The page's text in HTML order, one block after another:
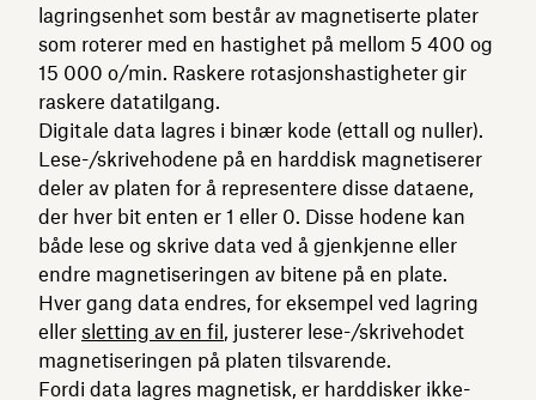
lagringsenhet som består av magnetiserte plater
som roterer med en hastighet på mellom 5 400 og
15 000 o/min. Raskere rotasjonshastigheter gir
raskere datatilgang.
Digitale data lagres i binær kode (ettall og nuller).
Lese-/skrivehodene på en harddisk magnetiserer
deler av platen for å representere disse dataene,
der hver bit enten er 1 eller 0. Disse hodene kan
både lese og skrive data ved å gjenkjenne eller
endre magnetiseringen av bitene på en plate.
Hver gang data endres, for eksempel ved lagring
eller sletting av en fil, justerer lese-/skrivehodet
magnetiseringen på platen tilsvarende.
Fordi data lagres magnetisk, er harddisker ikke-